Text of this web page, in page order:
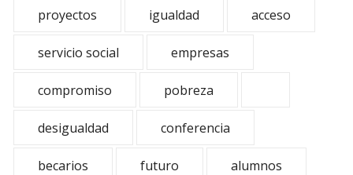
proyectos igualdad acceso
servicio social empresas
compromiso pobreza
desigualdad conferencia
becarios futuro alumnos